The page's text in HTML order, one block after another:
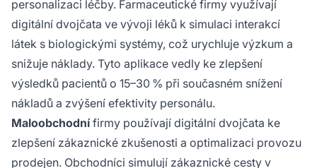
personalizaci léčby. Farmaceutické firmy využívají
digitální dvojčata ve vývoji léků k simulaci interakcí
látek s biologickými systémy, což urychluje výzkum a
snižuje náklady. Tyto aplikace vedly ke zlepšení
výsledků pacientů o 15–30 % při současném snížení
nákladů a zvýšení efektivity personálu.
Maloobchodnífirmy používají digitální dvojčata ke
zlepšení zákaznické zkušenosti a optimalizaci provozu
prodejen. Obchodníci simulují zákaznické cesty v